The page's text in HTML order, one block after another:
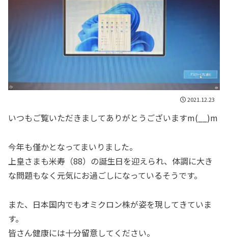
2021.12.23
いつもご覧いただきましてありがとうございますm(__)m
今年も僅かとなってまいりました。
上皇さまも米寿（88）の誕生日を迎えられ、体調に大き
な問題もなく元気にお過ごしになっているそうです。
また、日本国内でもオミクロン株が姿を現してきていま
す。
皆さん健康には十分留意してください。